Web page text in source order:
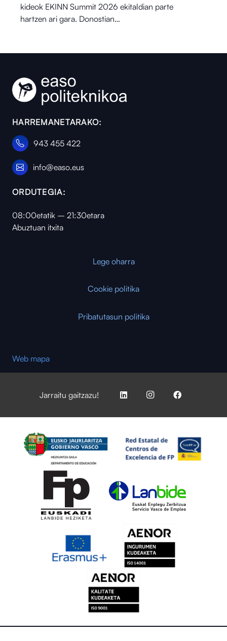
kideok EKINN Summit 2026 ekitaldian parte
hartzen ari gara. Donostian…
HARREMANETARAKO:
943 455 422
info@easo.eus
ORDUTEGIA:
08:00etatik – 21:30etara
Abuztuan itxita
Lege oharra
Cookie politika
Pribatutasun politika
Web mapa
Jarraitu gaitzazu!